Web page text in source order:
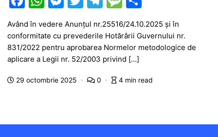
a
c
e
b
o
at
s
A
p
s
s
e
n
itt
er
e
gr
a
m
e
s
s
a
g
ta
je
z
Având în vedere Anunțul nr.25516/24.10.2025 și în
conformitate cu prevederile Hotărârii Guvernului nr.
831/2022 pentru aprobarea Normelor metodologice de
aplicare a Legii nr. 52/2003 privind […]
29 octombrie 2025 0 4 min read